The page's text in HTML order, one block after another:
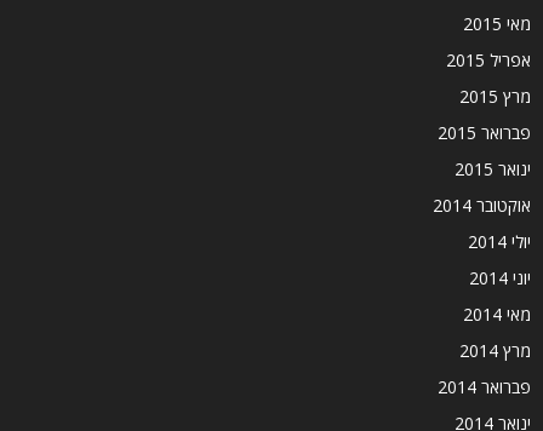
מאי 2015
אפריל 2015
מרץ 2015
פברואר 2015
ינואר 2015
אוקטובר 2014
יולי 2014
יוני 2014
מאי 2014
מרץ 2014
פברואר 2014
ינואר 2014